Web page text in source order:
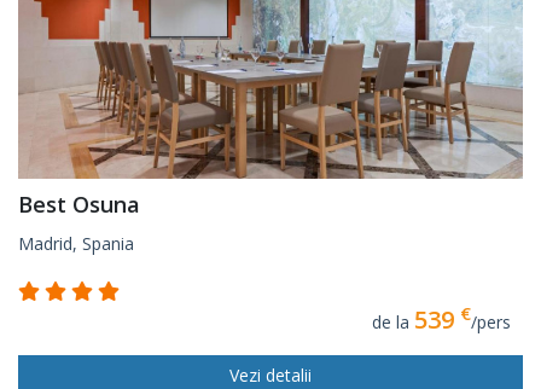
Best Osuna
Madrid, Spania
de la 539 €/pers
Vezi detalii